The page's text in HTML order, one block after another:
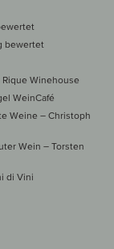
bewertet
Rique Winehouse
WeinCafé
Weine – Christoph
Wein – Torsten
di Vini